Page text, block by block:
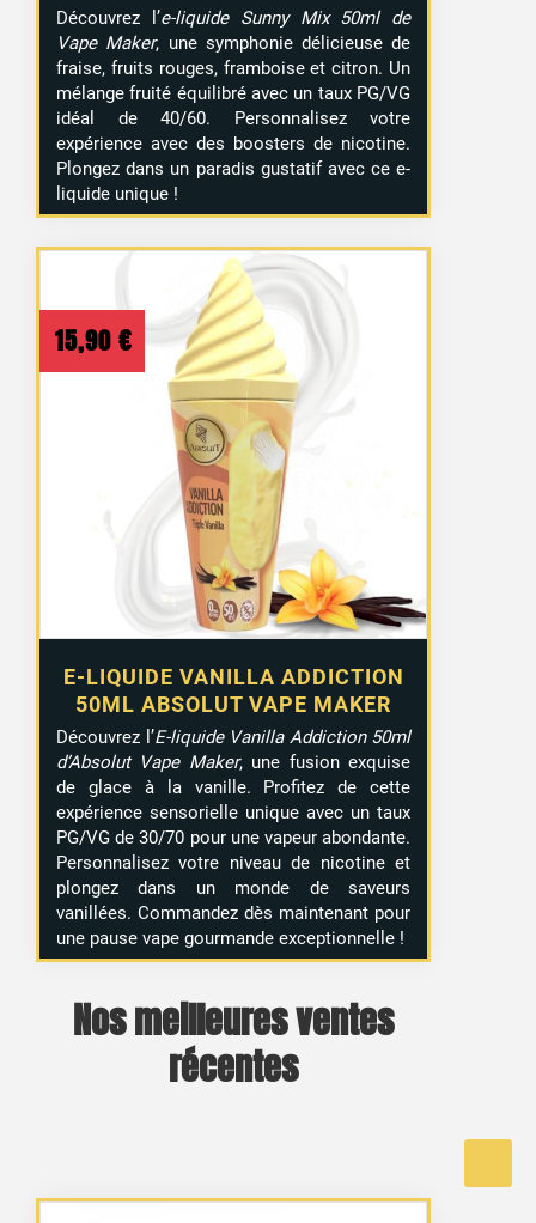
Découvrez l’e-liquide Sunny Mix 50ml de
Vape Maker, une symphonie délicieuse de
fraise, fruits rouges, framboise et citron. Un
mélange fruité équilibré avec un taux PG/VG
idéal de 40/60. Personnalisez votre
expérience avec des boosters de nicotine.
Plongez dans un paradis gustatif avec ce e-
liquide unique !
E-LIQUIDE VANILLA ADDICTION
50ML ABSOLUT VAPE MAKER
15,90 €
Découvrez l’E-liquide Vanilla Addiction 50ml
d’Absolut Vape Maker, une fusion exquise
de glace à la vanille. Profitez de cette
expérience sensorielle unique avec un taux
PG/VG de 30/70 pour une vapeur abondante.
Personnalisez votre niveau de nicotine et
plongez dans un monde de saveurs
vanillées. Commandez dès maintenant pour
une pause vape gourmande exceptionnelle !
Nos meilleures ventes
récentes